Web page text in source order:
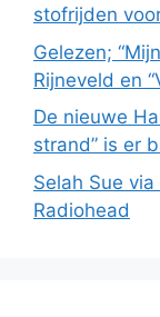
stofrijden
Gelezen;
Rijneveld en
De nieuwe
strand” is er
Selah Sue
Radiohead